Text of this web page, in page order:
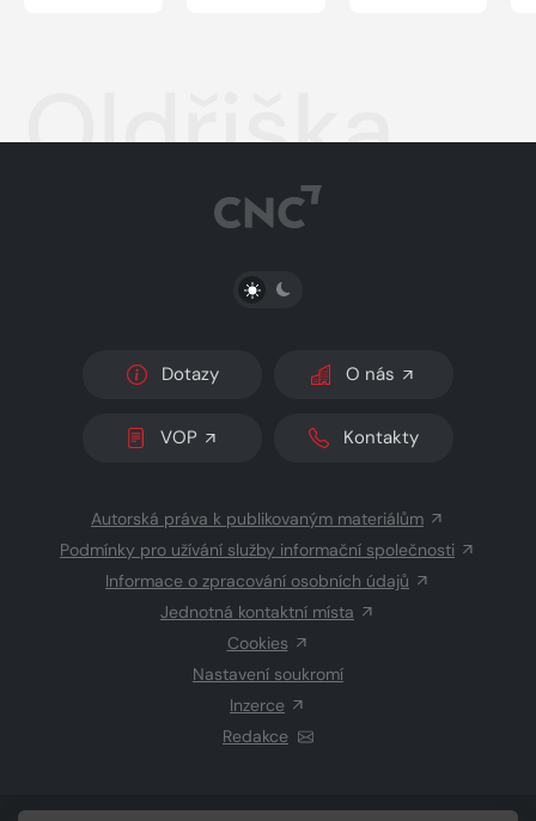
Oldřiška
PŘEPNOUT SVĚTLÝ/TMAVÝ REŽIM
Dotazy O nás
VOP Kontakty
Autorská práva k publikovaným materiálům
Podmínky pro užívání služby informační společnosti
Informace o zpracování osobních údajů
Jednotná kontaktní místa
Cookies
Nastavení soukromí
Inzerce
Redakce